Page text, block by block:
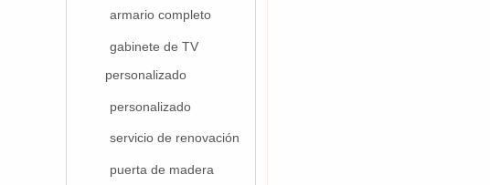
armario completo
gabinete de TV
personalizado
personalizado
servicio de renovación
puerta de madera